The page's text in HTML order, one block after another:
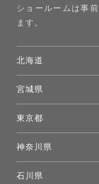
ショールームは事
ます。
北海道
宮城県
東京都
モーイ東京
神奈川県
石川県